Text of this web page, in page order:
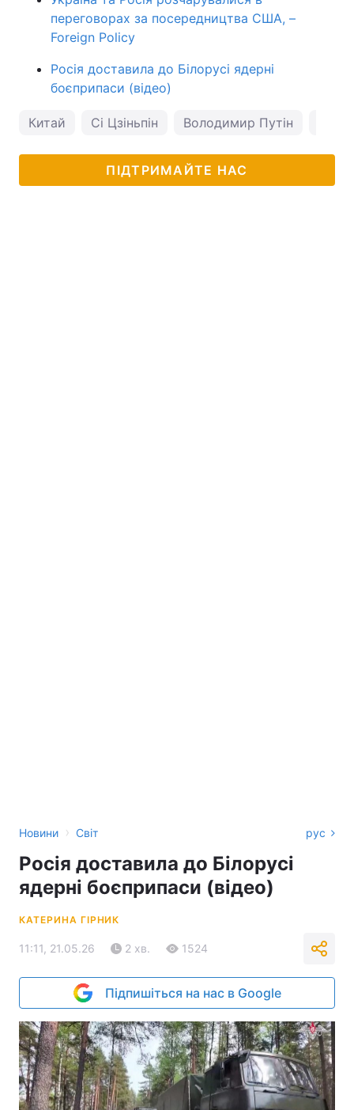
переговорах за посередництва США, –
Foreign Policy
Росія доставила до Білорусі ядерні
боєприпаси (відео)
Китай Сі Цзіньпін Володимир Путін
ПІДТРИМАЙТЕ НАС
Новини › Світ рус
Росія доставила до Білорусі
ядерні боєприпаси (відео)
КАТЕРИНА ГІРНИК
11:11, 21.05.26 2 хв. 1524
Підпишіться на нас в Google